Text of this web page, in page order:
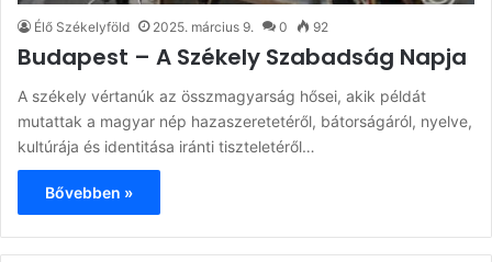
Élő Székelyföld 2025. március 9. 0 92
Budapest – A Székely Szabadság Napja
A székely vértanúk az összmagyarság hősei, akik példát
mutattak a magyar nép hazaszeretetéről, bátorságáról, nyelve,
kultúrája és identitása iránti tiszteletéről…
Bővebben »